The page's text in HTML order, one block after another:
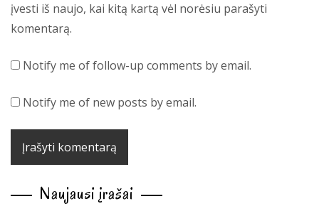
įvesti iš naujo, kai kitą kartą vėl norėsiu parašyti
komentarą.
Notify me of follow-up comments by email.
Notify me of new posts by email.
Naujausi įrašai